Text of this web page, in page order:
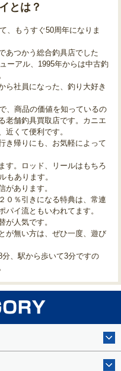
とは？
、もうすぐ50周年になりま
あつかう総合釣具店でした
ーアル、1995年からは中古釣
ら社員になった、釣り大好き
、商品の価値を知っているの
老舗釣具買取店です。カニエ
近くて便利です。
き帰りにも、お気軽によって
す。ロッド、リールはもちろ
もあります。
があります。
０％引きになる特典は、常連
パイ流ともいわれてます。
が人気です。
が無い方は、ぜひ一度、遊び
、駅から歩いて3分ですの